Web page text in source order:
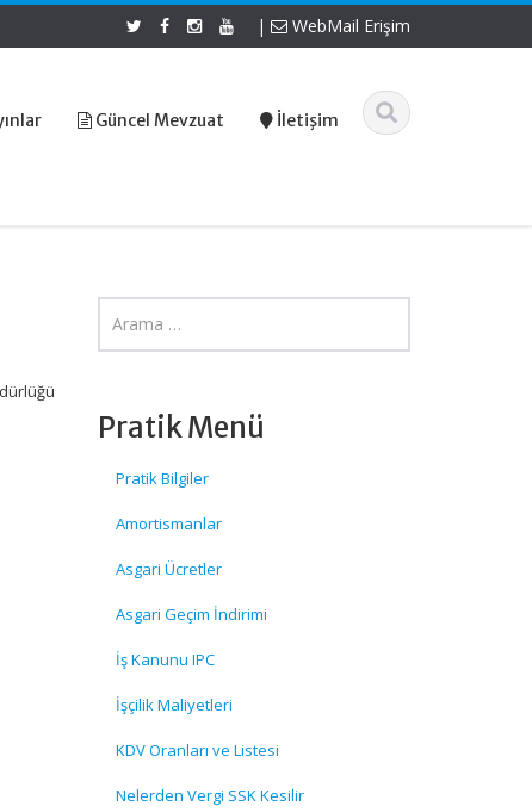
| WebMail Erişim
Güncel Mevzuat İletişim
Pratik Menü
Pratik Bilgiler
Amortismanlar
Asgari Ücretler
Asgari Geçim İndirimi
İş Kanunu IPC
İşçilik Maliyetleri
KDV Oranları ve Listesi
Nelerden Vergi SSK Kesilir